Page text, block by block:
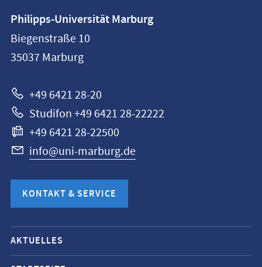
Philipps-
Universität
Marburg
Philipps-Universität Marburg
Biegenstraße 10
35037 Marburg
+49 6421 28-20
Studifon +49 6421 28-22222
+49 6421 28-22500
info@uni-marburg.de
KONTAKT & SERVICE
Mobile-
Service-
AKTUELLES